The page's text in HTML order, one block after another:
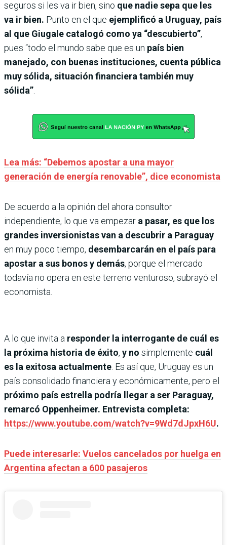
seguros si les va ir bien, sino que nadie sepa que les
va ir bien. Punto en el que ejemplificó a Uruguay, país
al que Giugale catalogó como ya “descubierto”,
pues “todo el mundo sabe que es un país bien
manejado, con buenas instituciones, cuenta pública
muy sólida, situación financiera también muy
sólida”
Lea más: “Debemos apostar a una mayor
generación de energía renovable”, dice economista
De acuerdo a la opinión del ahora consultor
independiente, lo que va empezar a pasar, es que los
grandes inversionistas van a descubrir a Paraguay
en muy poco tiempo, desembarcarán en el país para
apostar a sus bonos y demás, porque el mercado
todavía no opera en este terreno venturoso, subrayó el
economista.
A lo que invita a responder la interrogante de cuál es
la próxima historia de éxito, y no simplemente cuál
es la exitosa actualmente . Es así que, Uruguay es un
país consolidado financiera y económicamente, pero el
próximo país estrella podría llegar a ser Paraguay,
remarcó Oppenheimer. Entrevista completa:
https://www.youtube.com/watch?v=9Wd7dJpxH6U.
Puede interesarle: Vuelos cancelados por huelga en
Argentina afectan a 600 pasajeros